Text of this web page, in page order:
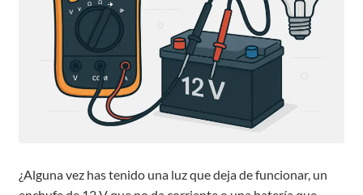
¿Alguna vez has tenido una luz que deja de funcionar, un